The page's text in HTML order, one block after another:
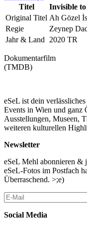
Titel
Invisible
Original Titel Ah Gözel
Regie
Zeynep
Jahr & Land
2020 TR
Dokumentarfilm
(TMDB)
eSeL ist dein
Events in Wien und ganz
Ausstellungen, Museen,
weiteren kulturellen
Newsletter
eSeL Mehl abonnieren &
eSeL-Fotos im Postfach
Überraschend. >;e)
Social Media